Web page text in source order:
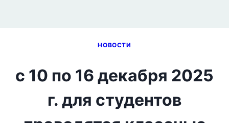
НОВОСТИ
с 10 по 16 декабря 2025
г. для студентов